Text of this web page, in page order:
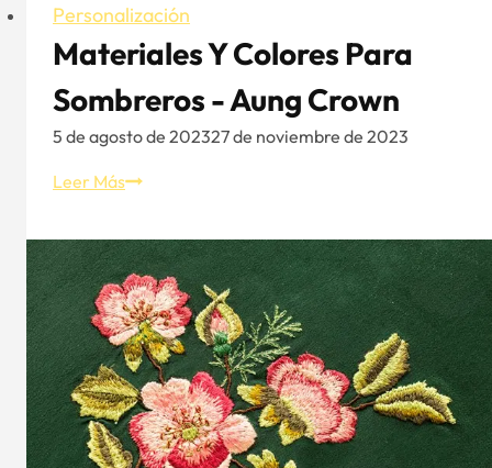
Personalización
Materiales Y Colores Para
Sombreros - Aung Crown
5 de agosto de 202327 de noviembre de 2023
Leer MásMateriales
colores
para
sombreros
-
Aung
Crown